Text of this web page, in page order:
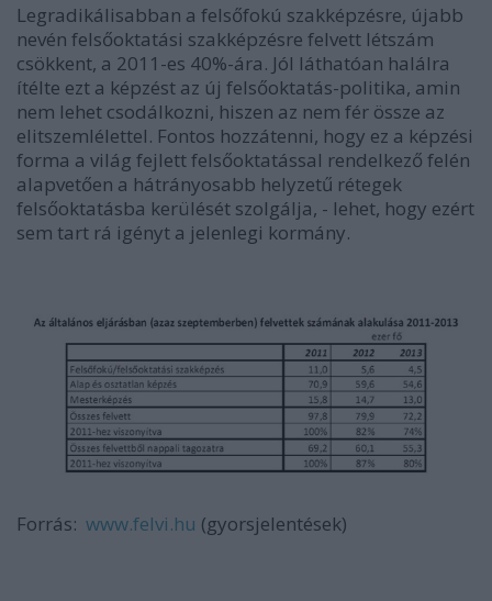
Legradikálisabban a felsőfokú szakképzésre, újabb
nevén felsőoktatási szakképzésre felvett létszám
csökkent, a 2011-es 40%-ára. Jól láthatóan halálra
ítélte ezt a képzést az új felsőoktatás-politika, amin
nem lehet csodálkozni, hiszen az nem fér össze az
elitszemlélettel. Fontos hozzátenni, hogy ez a képzési
forma a világ fejlett felsőoktatással rendelkező felén
alapvetően a hátrányosabb helyzetű rétegek
felsőoktatásba kerülését szolgálja, - lehet, hogy ezért
sem tart rá igényt a jelenlegi kormány.
Forrás: www.felvi.hu (gyorsjelentések)